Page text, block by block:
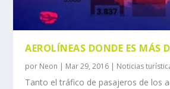
AEROLÍNEAS DONDE ES MÁS
por Neon | Mar 29, 2016 | Noticias
Tanto el tráfico de pasajeros de los